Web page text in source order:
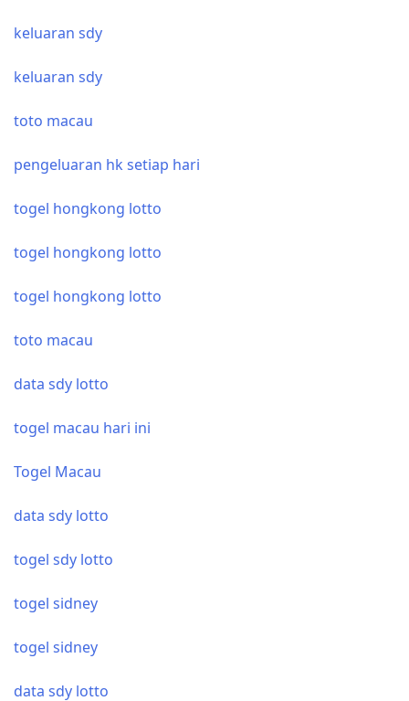
keluaran sdy
keluaran sdy
toto macau
pengeluaran hk setiap hari
togel hongkong lotto
togel hongkong lotto
togel hongkong lotto
toto macau
data sdy lotto
togel macau hari ini
Togel Macau
data sdy lotto
togel sdy lotto
togel sidney
togel sidney
data sdy lotto